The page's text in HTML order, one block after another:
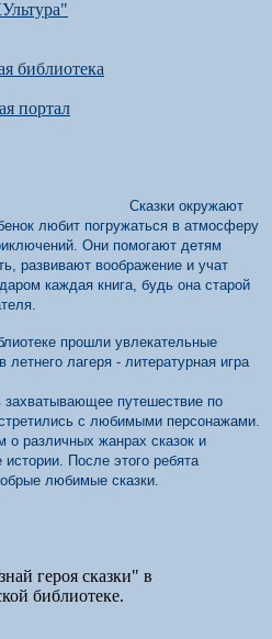
Сказки окружают
любит погружаться в атмосферу
Они помогают детям
развивают воображение и учат
каждая книга, будь она старой
прошли увлекательные
летнего лагеря - литературная игра
путешествие по
с любимыми персонажами.
о различных жанрах сказок и
После этого ребята
любимые сказки.
героя сказки" в
библиотеке.